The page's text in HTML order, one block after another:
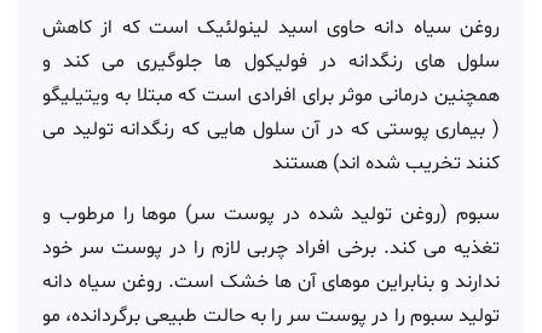
روغن سیاه دانه حاوی اسید لینولئیک است که از کاهش
سلول های رنگدانه در فولیکول ها جلوگیری می کند و
همچنین درمانی موثر برای افرادی است که مبتلا به ویتیلیگو
( بیماری پوستی که در آن سلول هایی که رنگدانه تولید می
کنند تخریب شده اند) هستند
سبوم (روغن تولید شده در پوست سر) موها را مرطوب و
تغذیه می کند. برخی افراد چربی لازم را در پوست سر خود
ندارند و بنابراین موهای آن ها خشک است. روغن سیاه دانه
تولید سبوم را در پوست سر را به حالت طبیعی برگردانده، مو